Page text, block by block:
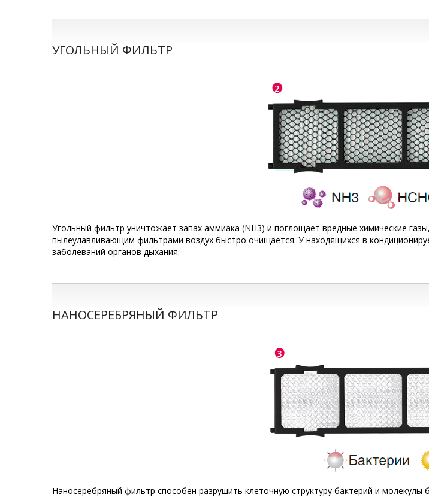
УГОЛЬНЫЙ ФИЛЬТР
Угольный фильтр уничтожает запах аммиака (NH3) и поглощает вредные химические
пылеулавливающим фильтрами воздух быстро очищается. У находящихся в
заболеваний органов дыхания.
НАНОСЕРЕБРЯНЫЙ ФИЛЬТР
Наносеребряный фильтр способен разрушить клеточную структуру бактерий и